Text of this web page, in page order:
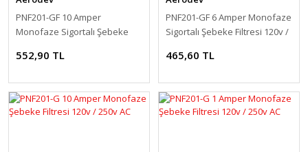
PNF201-GF 10 Amper
Monofaze Sigortalı Şebeke
552,90 TL
PNF201-GF 6 Amper Monofaze
Sigortalı Şebeke Filtresi 120v /
465,60 TL